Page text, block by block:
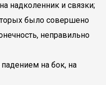
надколенник и связки;
было совершено
неправильно
на бок, на